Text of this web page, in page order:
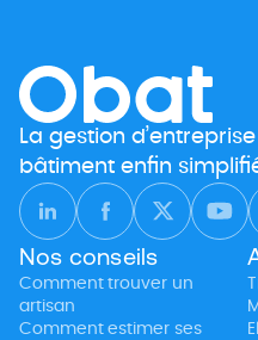
le soin nécessaire, le
[…]
La gestion
bâtiment enfin
Nos conseils
Comment trouver un
artisan
Comment estimer ses